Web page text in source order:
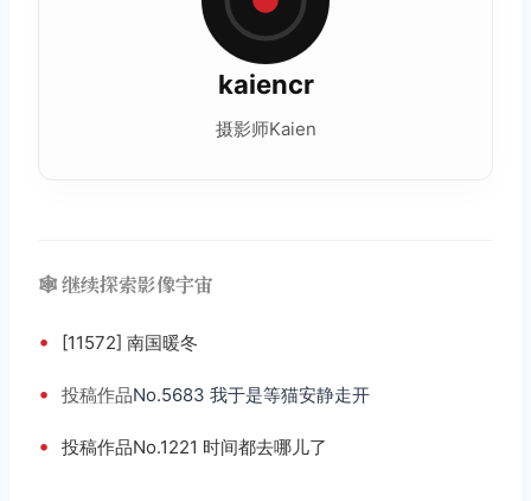
kaiencr
摄影师Kaien
🕸️ 继续探索影像宇宙
• [11572] 南国暖冬
• 投稿作品No.5683 我于是等猫安静走开
• 投稿作品No.1221 时间都去哪儿了